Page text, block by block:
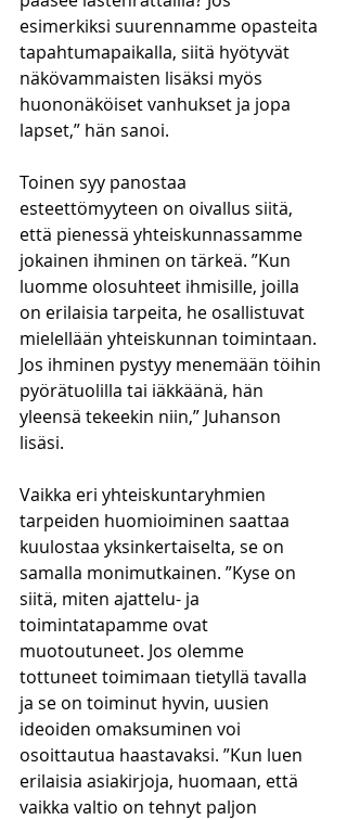
esimerkiksi suurennamme opasteita
tapahtumapaikalla, siitä hyötyvät
näkövammaisten lisäksi myös
huononäköiset vanhukset ja jopa
lapset,” hän sanoi.
Toinen syy panostaa
esteettömyyteen on oivallus siitä,
että pienessä yhteiskunnassamme
jokainen ihminen on tärkeä. ”Kun
luomme olosuhteet ihmisille, joilla
on erilaisia tarpeita, he osallistuvat
mielellään yhteiskunnan toimintaan.
Jos ihminen pystyy menemään töihin
pyörätuolilla tai iäkkäänä, hän
yleensä tekeekin niin,” Juhanson
lisäsi.
Vaikka eri yhteiskuntaryhmien
tarpeiden huomioiminen saattaa
kuulostaa yksinkertaiselta, se on
samalla monimutkainen. ”Kyse on
siitä, miten ajattelu- ja
toimintatapamme ovat
muotoutuneet. Jos olemme
tottuneet toimimaan tietyllä tavalla
ja se on toiminut hyvin, uusien
ideoiden omaksuminen voi
osoittautua haastavaksi. ”Kun luen
erilaisia asiakirjoja, huomaan, että
vaikka valtio on tehnyt paljon